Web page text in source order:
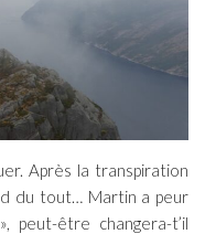
Après la transpiration
du tout… Martin a peur
peut-être changera-t’il